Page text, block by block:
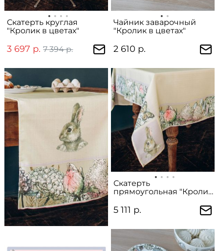
Скатерть круглая
"Кролик в цветах"
3 697 р. 7 394 р.
Чайник заварочный
"Кролик в цветах"
2 610 р.
Скатерть
прямоугольная "Кролик
5 111 р.